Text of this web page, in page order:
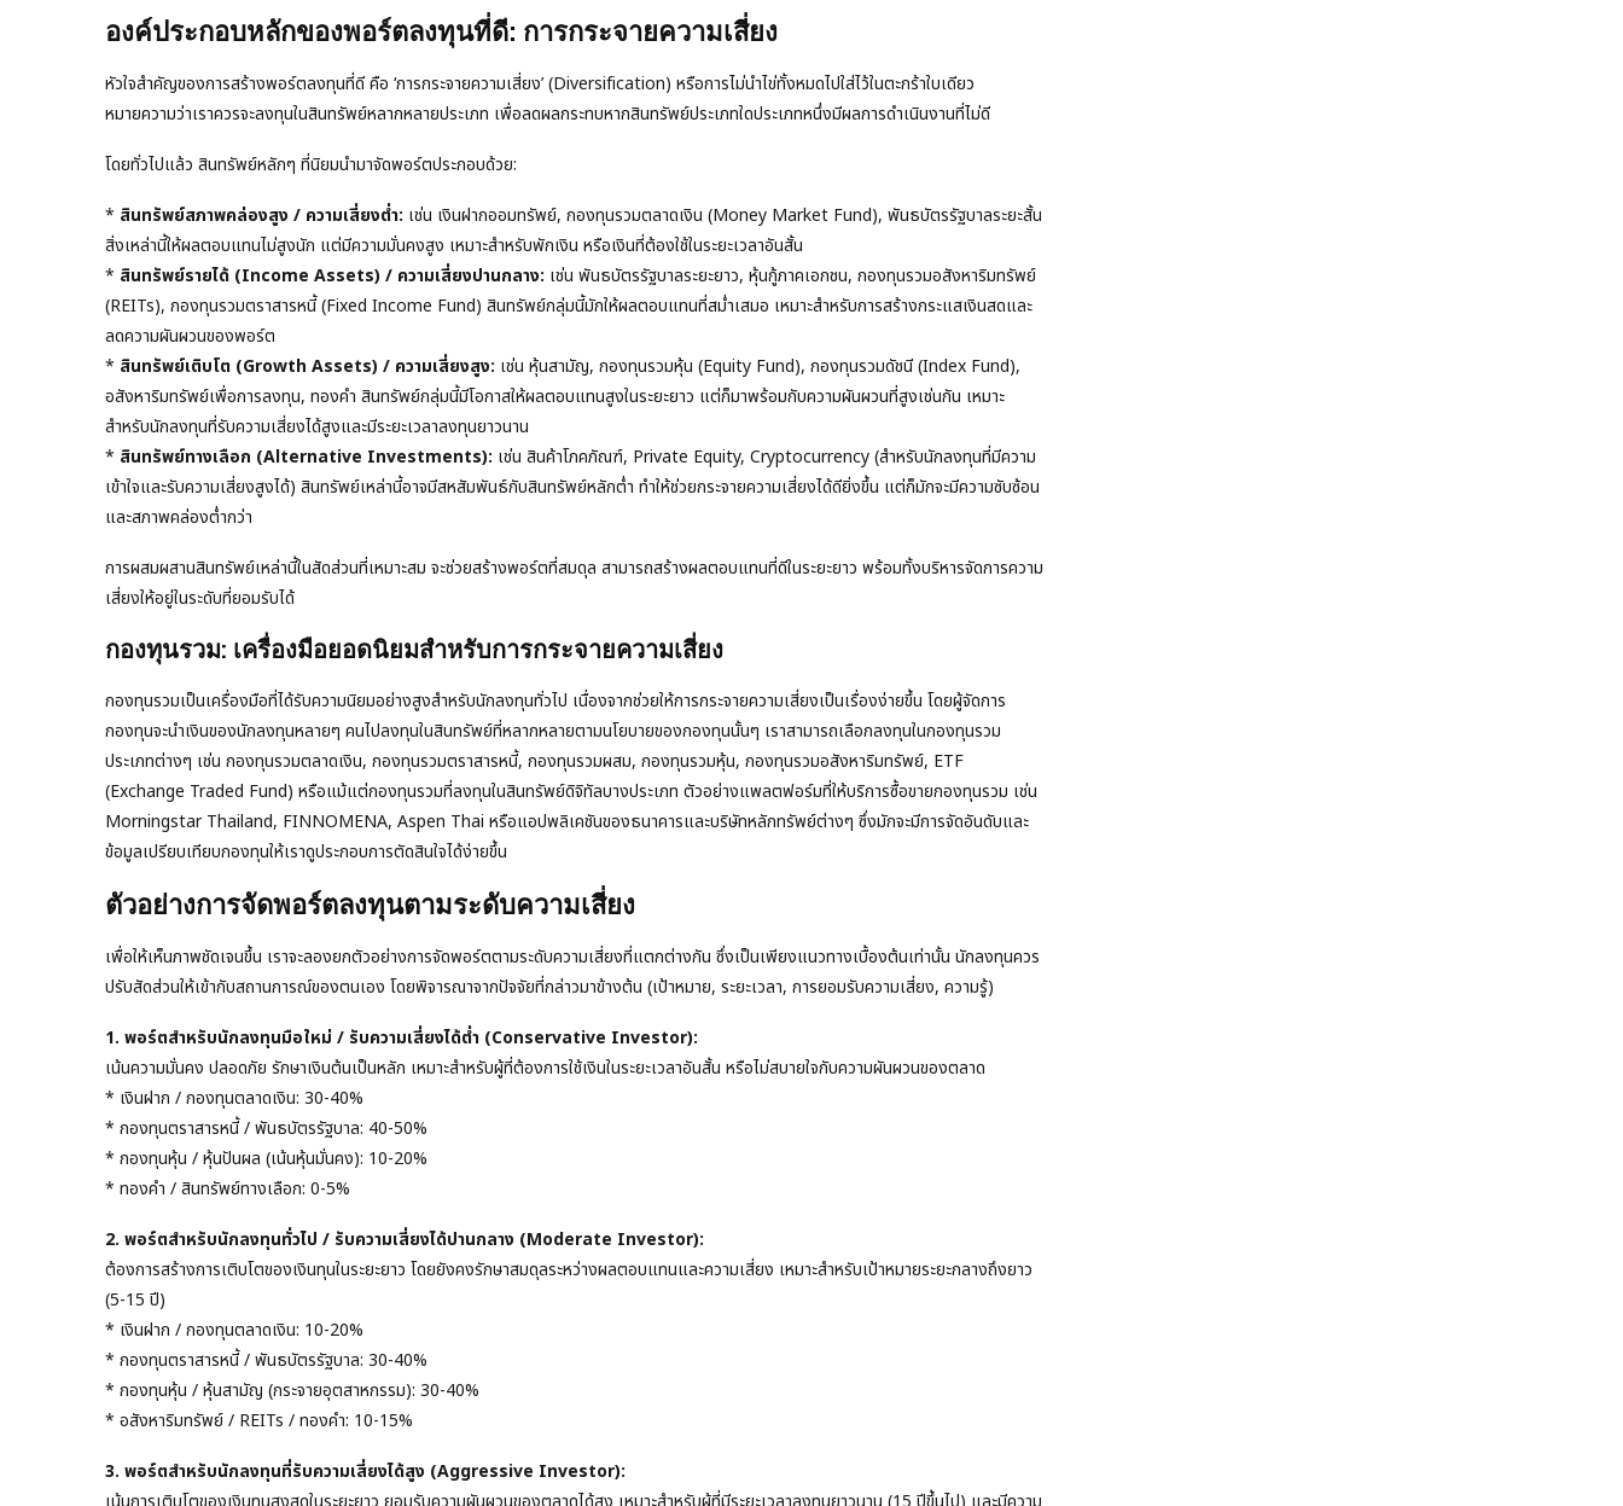
องค์ประกอบหลักของพอร์ตลงทุนที่ดี: การกระจายความเสี่ยง
หัวใจสำคัญของการสร้างพอร์ตลงทุนที่ดี คือ ‘การกระจายความเสี่ยง’ (Diversification) หรือการไม่นำไข่ทั้งหมดไปใส่ไว้ในตะกร้าใบเดียว
หมายความว่าเราควรจะลงทุนในสินทรัพย์หลากหลายประเภท เพื่อลดผลกระทบหากสินทรัพย์ประเภทใดประเภทหนึ่งมีผลการดำเนินงานที่ไม่ดี
โดยทั่วไปแล้ว สินทรัพย์หลักๆ ที่นิยมนำมาจัดพอร์ตประกอบด้วย:
* สินทรัพย์สภาพคล่องสูง / ความเสี่ยงต่ำ: เช่น เงินฝากออมทรัพย์, กองทุนรวมตลาดเงิน (Money Market Fund), พันธบัตรรัฐบาลระยะสั้น
สิ่งเหล่านี้ให้ผลตอบแทนไม่สูงนัก แต่มีความมั่นคงสูง เหมาะสำหรับพักเงิน หรือเงินที่ต้องใช้ในระยะเวลาอันสั้น
* สินทรัพย์รายได้ (Income Assets) / ความเสี่ยงปานกลาง: เช่น พันธบัตรรัฐบาลระยะยาว, หุ้นกู้ภาคเอกชน, กองทุนรวมอสังหาริมทรัพย์
(REITs), กองทุนรวมตราสารหนี้ (Fixed Income Fund) สินทรัพย์กลุ่มนี้มักให้ผลตอบแทนที่สม่ำเสมอ เหมาะสำหรับการสร้างกระแสเงินสดและ
ลดความผันผวนของพอร์ต
* สินทรัพย์เติบโต (Growth Assets) / ความเสี่ยงสูง: เช่น หุ้นสามัญ, กองทุนรวมหุ้น (Equity Fund), กองทุนรวมดัชนี (Index Fund),
อสังหาริมทรัพย์เพื่อการลงทุน, ทองคำ สินทรัพย์กลุ่มนี้มีโอกาสให้ผลตอบแทนสูงในระยะยาว แต่ก็มาพร้อมกับความผันผวนที่สูงเช่นกัน เหมาะ
สำหรับนักลงทุนที่รับความเสี่ยงได้สูงและมีระยะเวลาลงทุนยาวนาน
* สินทรัพย์ทางเลือก (Alternative Investments): เช่น สินค้าโภคภัณฑ์, Private Equity, Cryptocurrency (สำหรับนักลงทุนที่มีความ
เข้าใจและรับความเสี่ยงสูงได้) สินทรัพย์เหล่านี้อาจมีสหสัมพันธ์กับสินทรัพย์หลักต่ำ ทำให้ช่วยกระจายความเสี่ยงได้ดียิ่งขึ้น แต่ก็มักจะมีความซับซ้อน
และสภาพคล่องต่ำกว่า
การผสมผสานสินทรัพย์เหล่านี้ในสัดส่วนที่เหมาะสม จะช่วยสร้างพอร์ตที่สมดุล สามารถสร้างผลตอบแทนที่ดีในระยะยาว พร้อมทั้งบริหารจัดการความ
เสี่ยงให้อยู่ในระดับที่ยอมรับได้
กองทุนรวม: เครื่องมือยอดนิยมสำหรับการกระจายความเสี่ยง
กองทุนรวมเป็นเครื่องมือที่ได้รับความนิยมอย่างสูงสำหรับนักลงทุนทั่วไป เนื่องจากช่วยให้การกระจายความเสี่ยงเป็นเรื่องง่ายขึ้น โดยผู้จัดการ
กองทุนจะนำเงินของนักลงทุนหลายๆ คนไปลงทุนในสินทรัพย์ที่หลากหลายตามนโยบายของกองทุนนั้นๆ เราสามารถเลือกลงทุนในกองทุนรวม
ประเภทต่างๆ เช่น กองทุนรวมตลาดเงิน, กองทุนรวมตราสารหนี้, กองทุนรวมผสม, กองทุนรวมหุ้น, กองทุนรวมอสังหาริมทรัพย์, ETF
(Exchange Traded Fund) หรือแม้แต่กองทุนรวมที่ลงทุนในสินทรัพย์ดิจิทัลบางประเภท ตัวอย่างแพลตฟอร์มที่ให้บริการซื้อขายกองทุนรวม เช่น
Morningstar Thailand, FINNOMENA, Aspen Thai หรือแอปพลิเคชันของธนาคารและบริษัทหลักทรัพย์ต่างๆ ซึ่งมักจะมีการจัดอันดับและ
ข้อมูลเปรียบเทียบกองทุนให้เราดูประกอบการตัดสินใจได้ง่ายขึ้น
ตัวอย่างการจัดพอร์ตลงทุนตามระดับความเสี่ยง
เพื่อให้เห็นภาพชัดเจนขึ้น เราจะลองยกตัวอย่างการจัดพอร์ตตามระดับความเสี่ยงที่แตกต่างกัน ซึ่งเป็นเพียงแนวทางเบื้องต้นเท่านั้น นักลงทุนควร
ปรับสัดส่วนให้เข้ากับสถานการณ์ของตนเอง โดยพิจารณาจากปัจจัยที่กล่าวมาข้างต้น (เป้าหมาย, ระยะเวลา, การยอมรับความเสี่ยง, ความรู้)
1. พอร์ตสำหรับนักลงทุนมือใหม่ / รับความเสี่ยงได้ต่ำ (Conservative Investor):
เน้นความมั่นคง ปลอดภัย รักษาเงินต้นเป็นหลัก เหมาะสำหรับผู้ที่ต้องการใช้เงินในระยะเวลาอันสั้น หรือไม่สบายใจกับความผันผวนของตลาด
* เงินฝาก / กองทุนตลาดเงิน: 30-40%
* กองทุนตราสารหนี้ / พันธบัตรรัฐบาล: 40-50%
* กองทุนหุ้น / หุ้นปันผล (เน้นหุ้นมั่นคง): 10-20%
* ทองคำ / สินทรัพย์ทางเลือก: 0-5%
2. พอร์ตสำหรับนักลงทุนทั่วไป / รับความเสี่ยงได้ปานกลาง (Moderate Investor):
ต้องการสร้างการเติบโตของเงินทุนในระยะยาว โดยยังคงรักษาสมดุลระหว่างผลตอบแทนและความเสี่ยง เหมาะสำหรับเป้าหมายระยะกลางถึงยาว
(5-15 ปี)
* เงินฝาก / กองทุนตลาดเงิน: 10-20%
* กองทุนตราสารหนี้ / พันธบัตรรัฐบาล: 30-40%
* กองทุนหุ้น / หุ้นสามัญ (กระจายอุตสาหกรรม): 30-40%
* อสังหาริมทรัพย์ / REITs / ทองคำ: 10-15%
3. พอร์ตสำหรับนักลงทุนที่รับความเสี่ยงได้สูง (Aggressive Investor):